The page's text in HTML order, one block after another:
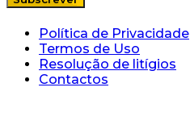
Política de Privacidade
Termos de Uso
Resolução de litígios
Contactos